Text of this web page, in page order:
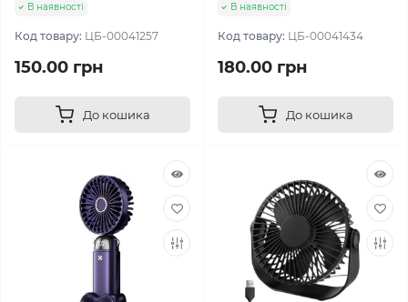
В наявності
Код товару: ЦБ-00041257
150.00 грн
До кошика
В наявності
Код товару: ЦБ-00041434
180.00 грн
До кошика